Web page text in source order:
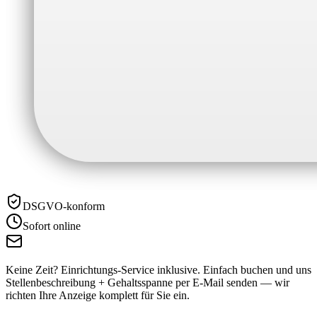
DSGVO-konform
Sofort online
Keine Zeit? Einrichtungs-Service inklusive. Einfach buchen und uns
Stellenbeschreibung + Gehaltsspanne per E-Mail senden — wir
richten Ihre Anzeige komplett für Sie ein.